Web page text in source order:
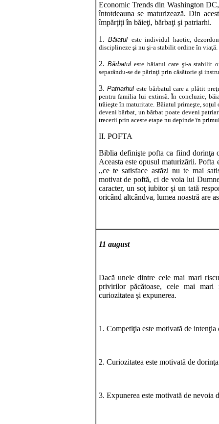
Economic Trends din Washington
întotdeauna se maturizează. Din
împărţiţi în băieţi, bărbaţi şi patriarhi.
1.Băiatul este individul haotic,
disciplineze şi nu şi-a stabilit ordine în viaţă.
2. Bărbatuleste băiatul care şi-a stabilit
separându-se de părinţi prin căsătorie şi
3. Patriarhuleste bărbatul care a plătit
pentru familia lui extinsă. În concluzie,
trăieşte în maturitate. Băiatul primeşte,
deveni bărbat, un bărbat poate deveni
trecerii prin aceste etape nu depinde în
II. POFTA
Biblia definişte pofta ca fiind dorinţa
Aceasta este opusul maturizării. Pofta
,,ce te satisface astăzi nu te mai
motivat de poftă, ci de voia lui
caracter, un soţ iubitor şi un tată
oricând altcândva, lumea noastră are
11 august
Dacă unele dintre cele mai mari
privirilor păcătoase, cele mai mari
curiozitatea şi expunerea.
1. Competiţia este motivată de
2. Curiozitatea este motivată de
3. Expunerea este motivată de nevoia